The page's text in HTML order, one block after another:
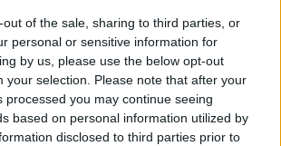
out of the sale, sharing to third parties, or
personal or sensitive information for
by us, please use the below opt-out
your selection. Please note that after your
processed you may continue seeing
based on personal information utilized by
disclosed to third parties prior to
Il messaggio di
De Filippi. A